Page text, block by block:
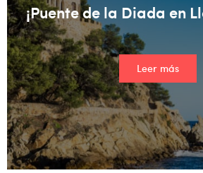
¡Puente de la Diada en
Leer más